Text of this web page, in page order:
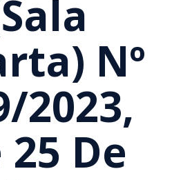
Nº
2023,
25 De